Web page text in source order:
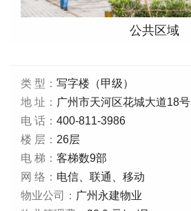
公共区域
类 型： 写字楼（甲级）
地 址： 广州市天河区花城大道18号
电 话： 400-811-3986
楼 层： 26层
电 梯： 客梯数9部
网 络： 电信、联通、移动
物业公司： 广州永建物业